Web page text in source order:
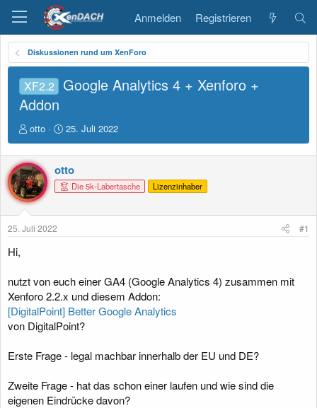
Anmelden Registrieren
Diskussionen rund um XenForo
XF2.2
Google Analytics 4 + Xenforo +
Addon
E
r
s
t
e
l
l
e
r
otto
E
r
s
t
e
l
t
25. Juli 2022
otto
Die 5k-Labertasche Lizenzinhaber
25. Juli 2022 #1
Hi,
nutzt von euch einer GA4 (Google Analytics 4) zusammen mit
Xenforo 2.2.x und diesem Addon:
[DigitalPoint] Better Google Analytics
von DigitalPoint?
Erste Frage - legal machbar innerhalb der EU und DE?
Zweite Frage - hat das schon einer laufen und wie sind die
eigenen Eindrücke davon?